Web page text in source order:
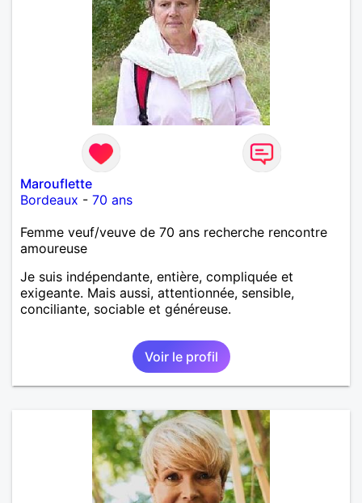
Marouflette
Bordeaux - 70 ans
Femme veuf/veuve de 70 ans recherche rencontre
amoureuse
Je suis indépendante, entière, compliquée et
exigeante. Mais aussi, attentionnée, sensible,
conciliante, sociable et généreuse.
Voir le profil